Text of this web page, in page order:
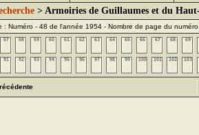
> Armoiries de Guillaumes et du
: Numéro - 48 de l'année 1954 - Nombre de page du
57 58 59 60 61 62 63 64 65 66 67 68 69
91 92 93 94 95 96 97 98 99 100 101 102 103